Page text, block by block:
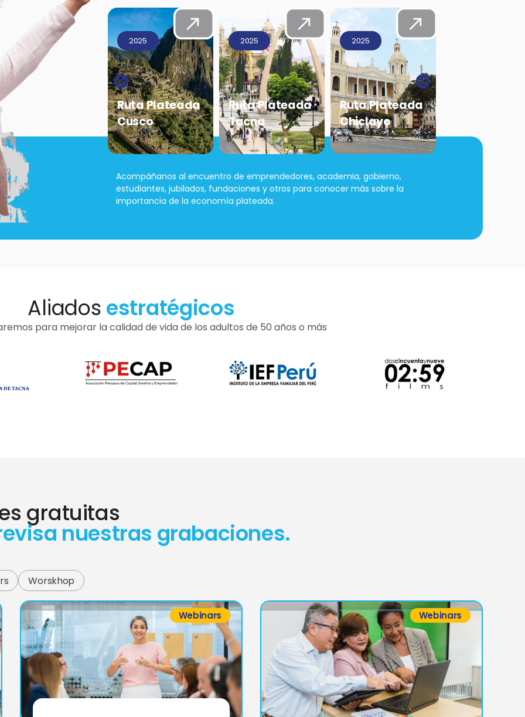
2025 2025
Ruta Plateada
Tacna
2025
Ruta Plateada
Chiclayo
2025
Ruta Plateada
Arequipa
Acompáñanos al encuentro de emprendedores, academia, gobierno,
estudiantes, jubilados, fundaciones y otros para conocer más sobre la
importancia de la economía plateada.
Aliados estratégicos
para mejorar la calidad de vida de los adultos de 50 años o más
gratuitas
nuestras grabaciones.
Worskhop
Webinars Webinars